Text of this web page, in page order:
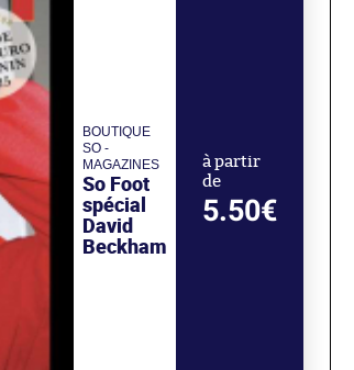
BOUTIQUE
SO -
MAGAZINES
So Foot
spécial
David
Beckham
à partir
de
5.50€